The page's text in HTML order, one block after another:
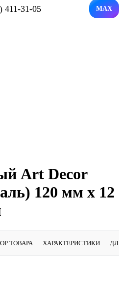
411-31-05 MAX
Art Decor
120 мм х 12
ТОВАРА ХАРАКТЕРИСТИКИ